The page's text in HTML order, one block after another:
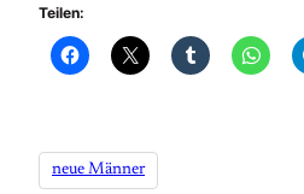
Teilen:
neue Männer